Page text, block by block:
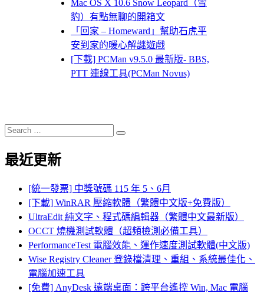
Mac OS X 10.6 Snow Leopard（雪
豹）有點無聊的開箱文
「回家 – Homeward」幫助石虎平
安到家的暖心解謎遊戲
[下載] PCMan v9.5.0 最新版- BBS,
PTT 連線工具(PCMan Novus)
Search
for:
Search
最近更新
[統一發票] 中獎號碼 115 年 5、6月
[下載] WinRAR 壓縮軟體（繁體中文版+免費版）
UltraEdit 純文字、程式碼編輯器（繁體中文最新版）
OCCT 燒機測試軟體（超頻檢測必備工具）
PerformanceTest 電腦效能、運作速度測試軟體(中文版)
Wise Registry Cleaner 登錄檔清理、重組、系統最佳化、
電腦加速工具
[免費] AnyDesk 遠端桌面：跨平台遙控 Win, Mac 電腦